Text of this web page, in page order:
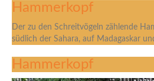
Hammerkopf
Der zu den Schreitvögeln zählende
südlich der Sahara, auf Madagaskar
Hammerkopf